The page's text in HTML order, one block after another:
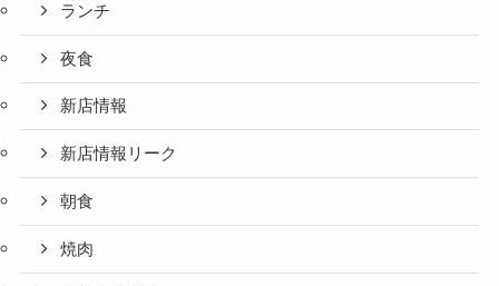
ランチ
夜食
新店情報
新店情報リーク
朝食
焼肉